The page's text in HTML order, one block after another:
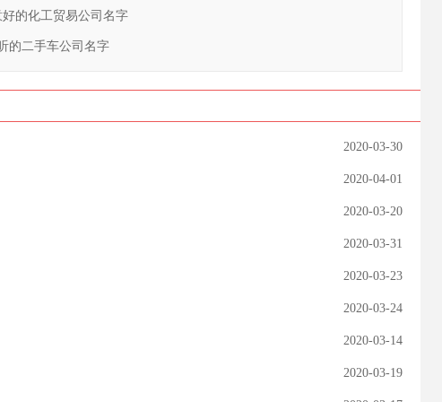
的化工贸易公司名字
的二手车公司名字
2020-03-30
2020-04-01
2020-03-20
2020-03-31
2020-03-23
2020-03-24
2020-03-14
2020-03-19